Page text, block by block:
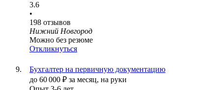
3.6
•
198 отзывов
Нижний Новгород
Можно без резюме
Откликнуться
Бухгалтер на первичную документацию
до 60 000 ₽ за месяц, на руки